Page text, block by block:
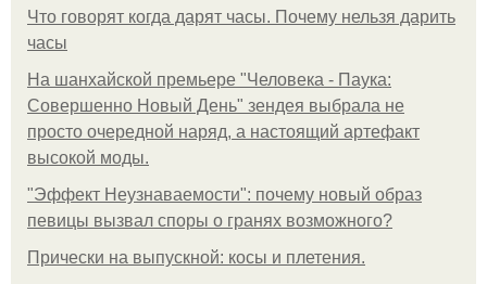
Что говорят когда дарят часы. Почему нельзя дарить
часы
На шанхайской премьере "Человека - Паука:
Совершенно Новый День" зендея выбрала не
просто очередной наряд, а настоящий артефакт
высокой моды.
"Эффект Неузнаваемости": почему новый образ
певицы вызвал споры о гранях возможного?
Прически на выпускной: косы и плетения.